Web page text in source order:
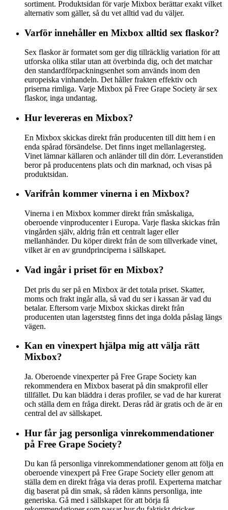
sortiment. Produktsidan för varje Mixbox berättar exakt vilket
alternativ som gäller, så du vet alltid vad du väljer.
Varför innehåller en Mixbox alltid sex flaskor?
Sex flaskor är formatet som ger dig tillräcklig variation för att
utforska olika stilar utan att överbinda dig, och det matchar
den standardförpackningsenhet som används inom den
europeiska vinhandeln. Det håller frakten effektiv och
priserna rimliga. Varje Mixbox på Free Grape Society är sex
flaskor, inga undantag.
Hur levereras en Mixbox?
En Mixbox skickas direkt från producenten till ditt hem i en
enda spårad försändelse. Det finns inget mellanlagersteg.
Vinet lämnar källaren och anländer till din dörr. Leveranstiden
beror på producentens plats och din marknad, och visas på
produktsidan.
Varifrån kommer vinerna i en Mixbox?
Vinerna i en Mixbox kommer direkt från småskaliga,
oberoende vinproducenter i Europa. Varje flaska skickas från
vingården själv, aldrig från ett centralt lager eller
mellanhänder. Du köper direkt från de som tillverkade vinet,
vilket är en av grundprinciperna i sällskapet.
Vad ingår i priset för en Mixbox?
Det pris du ser på en Mixbox är det totala priset. Skatter,
moms och frakt ingår alla, så vad du ser i kassan är vad du
betalar. Eftersom varje Mixbox skickas direkt från
producenten utan lagerststeg finns det inga dolda påslag längs
vägen.
Kan en vinexpert hjälpa mig att välja rätt
Mixbox?
Ja. Oberoende vinexperter på Free Grape Society kan
rekommendera en Mixbox baserat på din smakprofil eller
tillfället. Du kan bläddra i deras profiler, se vad de har kurerat
och ställa dem en fråga direkt. Deras råd är gratis och de är en
central del av sällskapet.
Hur får jag personliga vinrekommendationer
på Free Grape Society?
Du kan få personliga vinrekommendationer genom att följa en
oberoende vinexpert på Free Grape Society eller genom att
ställa dem en direkt fråga via deras profil. Experterna matchar
dig baserat på din smak, så råden känns personliga, inte
generiska. Gå med i sällskapet för att börja få